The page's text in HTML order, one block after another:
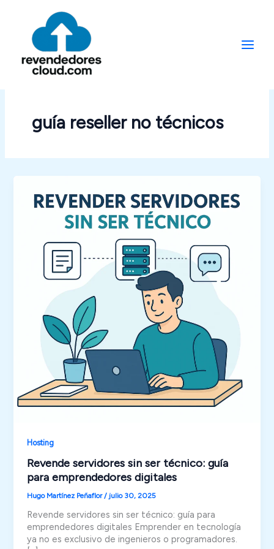
contenido
guía reseller no técnicos
Hosting
Revende servidores sin ser técnico: guía
para emprendedores digitales
Hugo Martínez Peñaflor/ julio 30, 2025
Revende servidores sin ser técnico: guía para
emprendedores digitales Emprender en tecnología
ya no es exclusivo de ingenieros o programadores.